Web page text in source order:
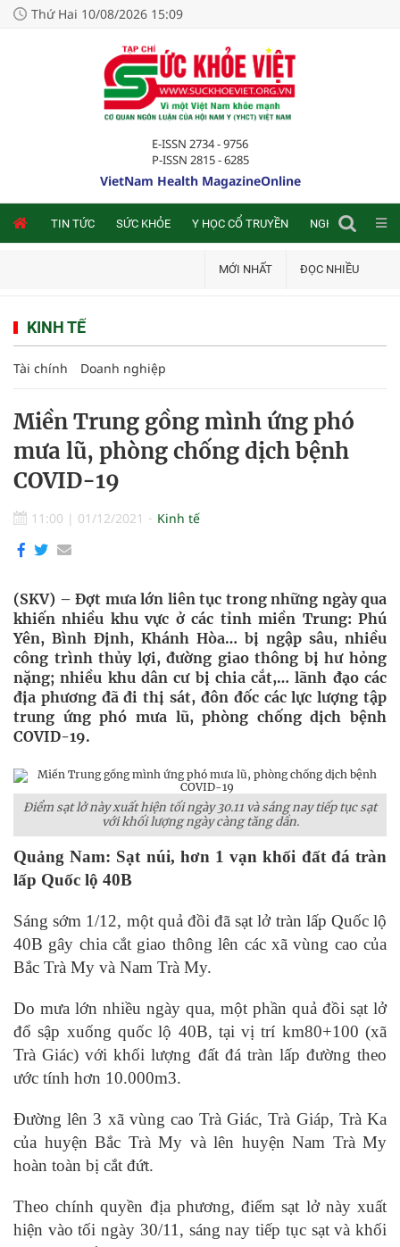
Thứ Hai 10/08/2026 15:09
E-ISSN 2734 - 9756
P-ISSN 2815 - 6285
VietNam Health MagazineOnline
TIN TỨC SỨC KHỎE Y HỌC CỔ TRUYỀN NGHIÊN CỨU
MỚI NHẤT ĐỌC NHIỀU
KINH TẾ
Tài chính Doanh nghiệp
Miền Trung gồng mình ứng phó
mưa lũ, phòng chống dịch bệnh
COVID-19
11:00 | 01/12/2021 Kinh tế
(SKV) – Ðợt mưa lớn liên tục trong những ngày qua
khiến nhiều khu vực ở các tỉnh miền Trung: Phú
Yên, Bình Định, Khánh Hòa… bị ngập sâu, nhiều
công trình thủy lợi, đường giao thông bị hư hỏng
nặng; nhiều khu dân cư bị chia cắt,… lãnh đạo các
địa phương đã đi thị sát, đôn đốc các lực lượng tập
trung ứng phó mưa lũ, phòng chống dịch bệnh
COVID-19.
Điểm sạt lở này xuất hiện tối ngày 30.11 và sáng nay tiếp tục sạt
với khối lượng ngày càng tăng dần.
Quảng Nam: Sạt núi, hơn 1 vạn khối đất đá tràn
lấp Quốc lộ 40B
Sáng sớm 1/12, một quả đồi đã sạt lở tràn lấp Quốc lộ
40B gây chia cắt giao thông lên các xã vùng cao của
Bắc Trà My và Nam Trà My.
Do mưa lớn nhiều ngày qua, một phần quả đồi sạt lở
đổ sập xuống quốc lộ 40B, tại vị trí km80+100 (xã
Trà Giác) với khối lượng đất đá tràn lấp đường theo
ước tính hơn 10.000m3.
Đường lên 3 xã vùng cao Trà Giác, Trà Giáp, Trà Ka
của huyện Bắc Trà My và lên huyện Nam Trà My
hoàn toàn bị cắt đứt.
Theo chính quyền địa phương, điểm sạt lở này xuất
hiện vào tối ngày 30/11, sáng nay tiếp tục sạt và khối